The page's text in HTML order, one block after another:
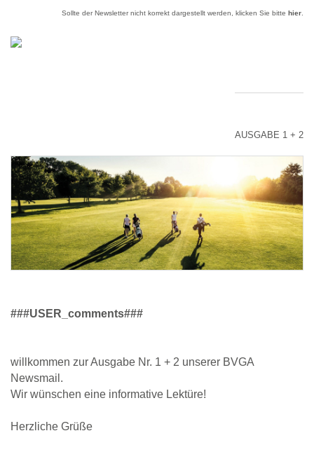
Sollte der Newsletter nicht korrekt dargestellt werden, klicken Sie bitte hier
AUSGABE 1 + 2
###USER_comments###
willkommen zur Ausgabe Nr. 1 + 2 unserer BVGA
Newsmail.
Wir wünschen eine informative Lektüre!
Herzliche Grüße